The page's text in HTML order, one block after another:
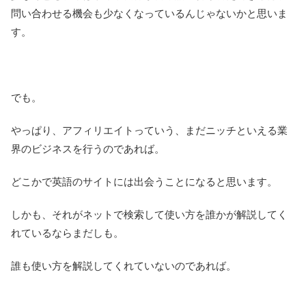
問い合わせる機会も少なくなっているんじゃないかと思いま
す。
でも。
やっぱり、アフィリエイトっていう、まだニッチといえる業
界のビジネスを行うのであれば。
どこかで英語のサイトには出会うことになると思います。
しかも、それがネットで検索して使い方を誰かが解説してく
れているならまだしも。
誰も使い方を解説してくれていないのであれば。